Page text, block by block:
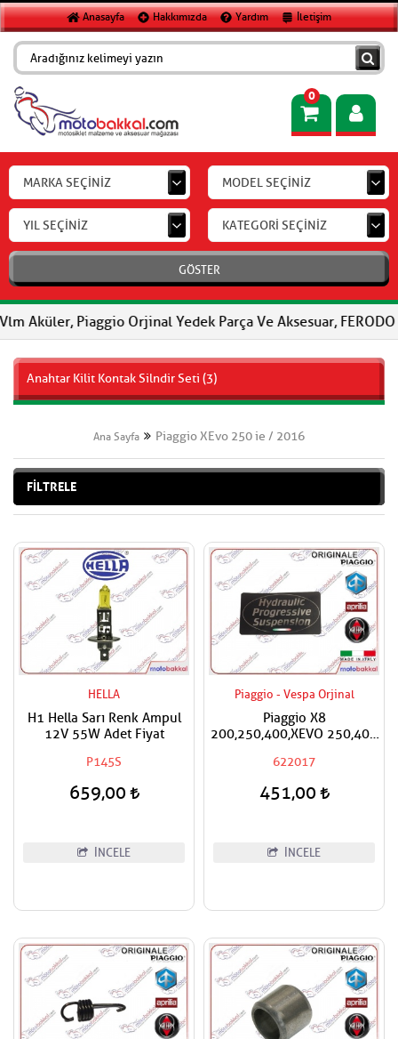
Anasayfa Hakkımızda Yardım İletişim
0
MARKA SEÇİNİZ MODEL SEÇİNİZ
YIL SEÇİNİZ KATEGORİ SEÇİNİZ
GÖSTER
Piaggio Orjinal Yedek Parça Ve Aksesuar, FERODO Fren
Anahtar Kilit Kontak Silndir Seti (3)
Ana Sayfa Piaggio XEvo 250 ie / 2016
FİLTRELE
HELLA
H1 Hella Sarı Renk Ampul
12V 55W Adet Fiyat
P145S
659,00
İNCELE
Piaggio - Vespa Orjinal
Piaggio X8
200,250,400,XEVO 250,400
622017
451,00
İNCELE